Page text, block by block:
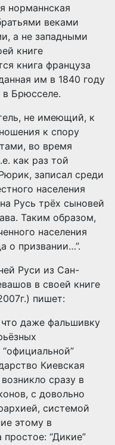
норманнская
веками
а не западными
книге
книга француза
им в 1840 году
в Брюсселе.
не имеющий, к
к спору
во время
как раз той
записал среди
населения
Русь трёх сыновей
Таким образом,
населения
о призвании…”.
Руси из Сан-
в своей книге
пишет:
даже фальшивку
Киевская
сразу в
с довольно
системой
этому в
“Дикие”